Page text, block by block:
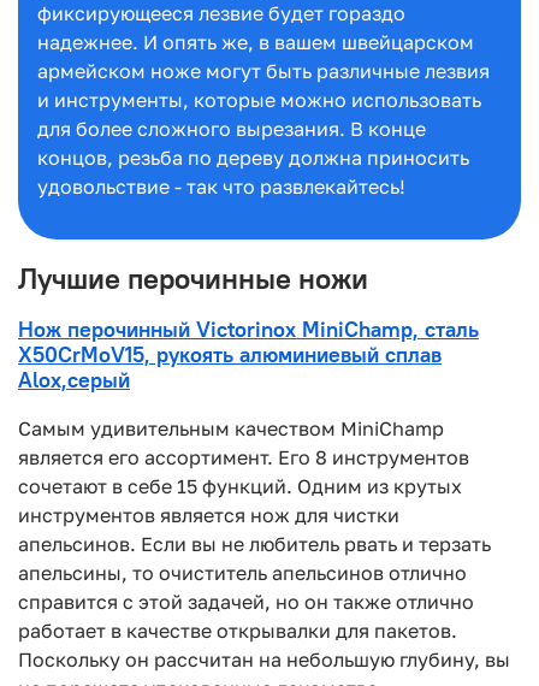
фиксирующееся лезвие будет гораздо
надежнее. И опять же, в вашем швейцарском
армейском ноже могут быть различные лезвия
и инструменты, которые можно использовать
для более сложного вырезания. В конце
концов, резьба по дереву должна приносить
удовольствие - так что развлекайтесь!
Лучшие перочинные ножи
Нож перочинный Victorinox MiniChamp, сталь
X50CrMoV15, рукоять алюминиевый сплав
Alox,серый
Самым удивительным качеством MiniChamp
является его ассортимент. Его 8 инструментов
сочетают в себе 15 функций. Одним из крутых
инструментов является нож для чистки
апельсинов. Если вы не любитель рвать и терзать
апельсины, то очиститель апельсинов отлично
справится с этой задачей, но он также отлично
работает в качестве открывалки для пакетов.
Поскольку он рассчитан на небольшую глубину, вы